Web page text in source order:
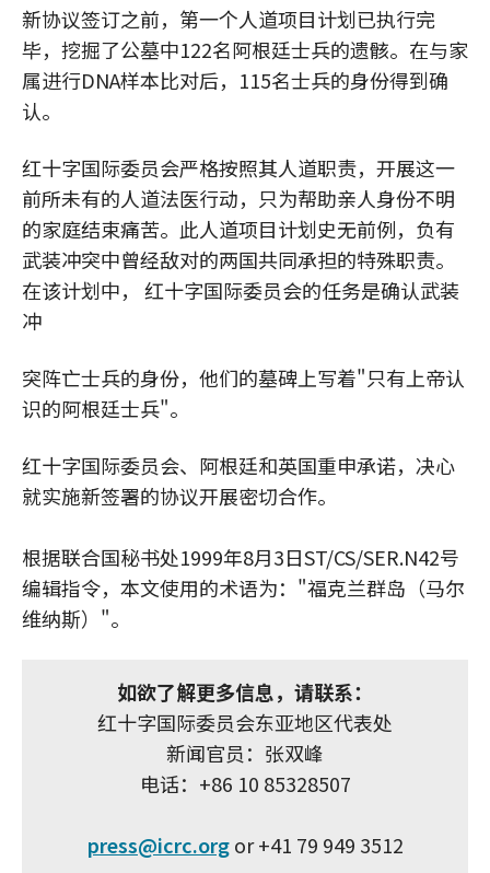
新协议签订之前，第一个人道项目计划已执行完
毕，挖掘了公墓中122名阿根廷士兵的遗骸。在与家
属进行DNA样本比对后，115名士兵的身份得到确
认。
红十字国际委员会严格按照其人道职责，开展这一
前所未有的人道法医行动，只为帮助亲人身份不明
的家庭结束痛苦。此人道项目计划史无前例，负有
武装冲突中曾经敌对的两国共同承担的特殊职责。
在该计划中， 红十字国际委员会的任务是确认武装
冲
突阵亡士兵的身份，他们的墓碑上写着"只有上帝认
识的阿根廷士兵"。
红十字国际委员会、阿根廷和英国重申承诺，决心
就实施新签署的协议开展密切合作。
根据联合国秘书处1999年8月3日ST/CS/SER.N42号
编辑指令，本文使用的术语为："福克兰群岛（马尔
维纳斯）"。
如欲了解更多信息，请联系：
红十字国际委员会东亚地区代表处
新闻官员：张双峰
电话：+86 10 85328507
press@icrc.orgor +41 79 949 3512